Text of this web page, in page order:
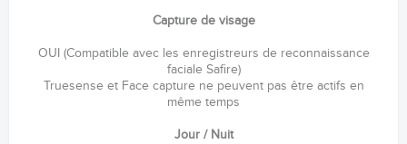
Capture de visage
OUI (Compatible avec les enregistreurs de reconnaissance
faciale Safire)
Truesense et Face capture ne peuvent pas être actifs en
même temps
Jour / Nuit